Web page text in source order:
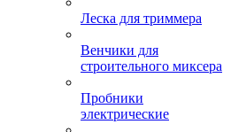
Леска для триммера
Венчики для
строительного миксера
Пробники
электрические